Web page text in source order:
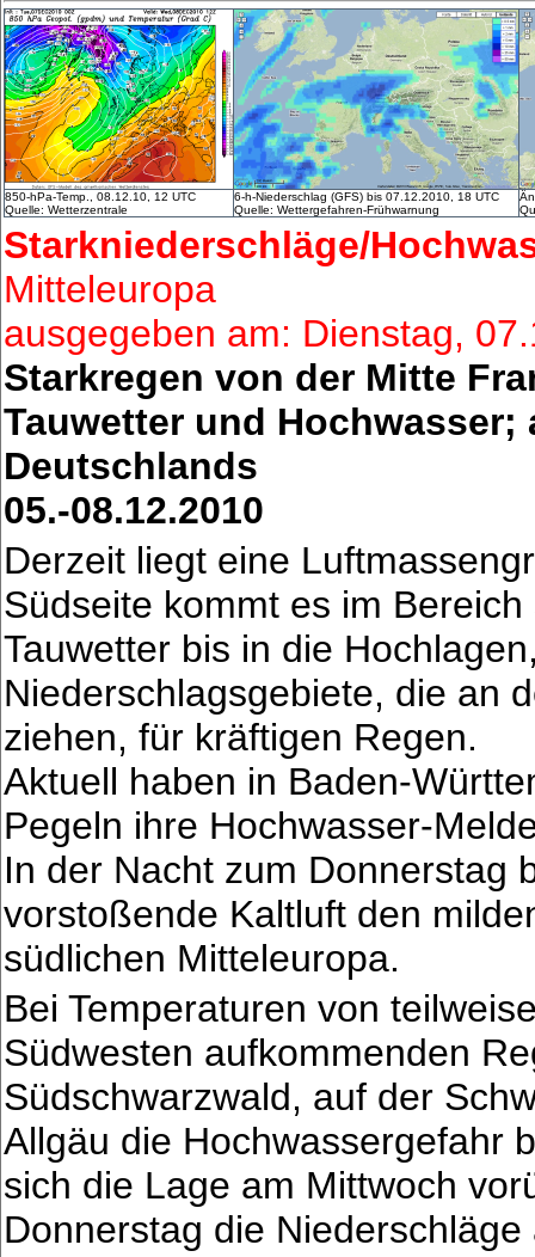
850-hPa-Temp., 08.12.10, 12 UTC
Quelle: Wetterzentrale
6-h-Niederschlag (GFS) bis 07.12.2010, 18 UTC
Quelle: Wettergefahren-Frühwarnung
Starkniederschläge/
Mitteleuropa
ausgegeben am: Dienstag,
Starkregen von der Mitte
Tauwetter und
Deutschlands
05.-08.12.2010
Derzeit liegt eine
Südseite kommt es im
Tauwetter bis in die
Niederschlagsgebiete, die an
ziehen, für kräftigen Regen.
Aktuell haben in Baden-
Pegeln ihre Hochwasser-
In der Nacht zum Donnerstag
vorstoßende Kaltluft den
südlichen Mitteleuropa.
Bei Temperaturen von
Südwesten aufkommenden
Südschwarzwald, auf der
Allgäu die Hochwassergefahr
sich die Lage am Mittwoch
Donnerstag die